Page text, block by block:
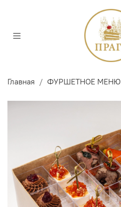
Главная ФУРШЕТНОЕ МЕНЮ